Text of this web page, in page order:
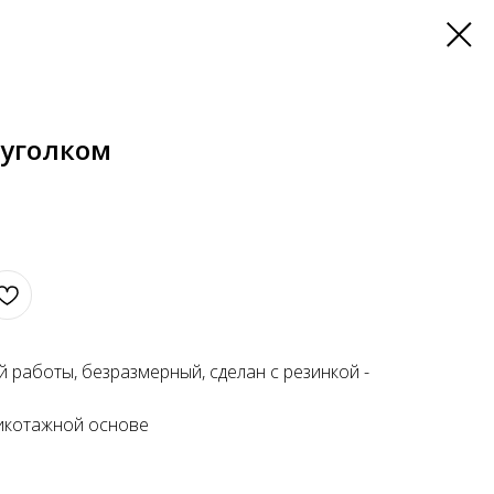
безразмерный, сделан с резинкой -
основе